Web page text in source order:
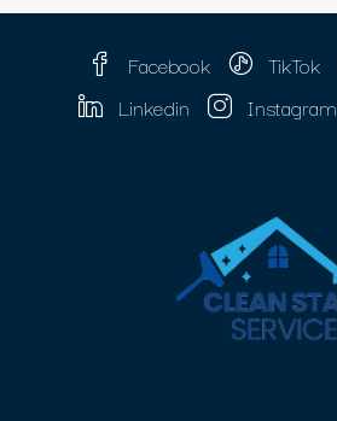
Facebook TikTok
Linkedin
Instagram